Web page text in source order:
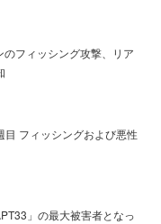
フィッシング攻撃、リア
フィッシングおよび悪性
」の最大被害者となっ